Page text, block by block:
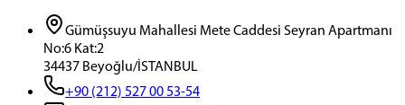
Gümüşsuyu Mahallesi Mete Caddesi Seyran Apartmanı
No:6 Kat:2
34437 Beyoğlu/İSTANBUL
+90 (212) 527 00 53-54